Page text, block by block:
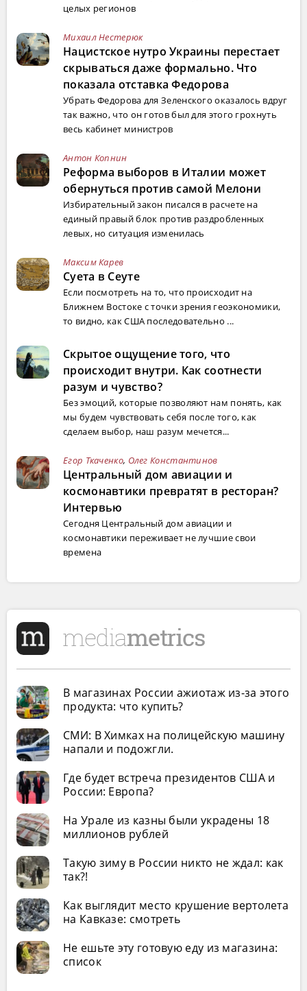
целых регионов
Михаил Нестерюк
Нацистское нутро Украины перестает
скрываться даже формально. Что
показала отставка Федорова
Убрать Федорова для Зеленского оказалось вдруг
так важно, что он готов был для этого грохнуть
весь кабинет министров
Антон Копнин
Реформа выборов в Италии может
обернуться против самой Мелони
Избирательный закон писался в расчете на
единый правый блок против раздробленных
левых, но ситуация изменилась
Максим Карев
Суета в Сеуте
Если посмотреть на то, что происходит на
Ближнем Востоке с точки зрения геоэкономики,
то видно, как США последовательно ...
Скрытое ощущение того, что
происходит внутри. Как соотнести
разум и чувство?
Без эмоций, которые позволяют нам понять, как
мы будем чувствовать себя после того, как
сделаем выбор, наш разум мечется...
Егор Ткаченко, Олег Константинов
Центральный дом авиации и
космонавтики превратят в ресторан?
Интервью
Сегодня Центральный дом авиации и
космонавтики переживает не лучшие свои
времена
В магазинах России ажиотаж из-за этого
продукта: что купить?
СМИ: В Химках на полицейскую машину
напали и подожгли.
Где будет встреча президентов США и
России: Европа?
На Урале из казны были украдены 18
миллионов рублей
Такую зиму в России никто не ждал: как
так?!
Как выглядит место крушение вертолета
на Кавказе: смотреть
Не ешьте эту готовую еду из магазина:
список